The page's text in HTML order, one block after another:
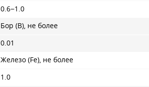
0.6−1.0
Бор (B), не более
0.01
Железо (Fe), не более
1.0